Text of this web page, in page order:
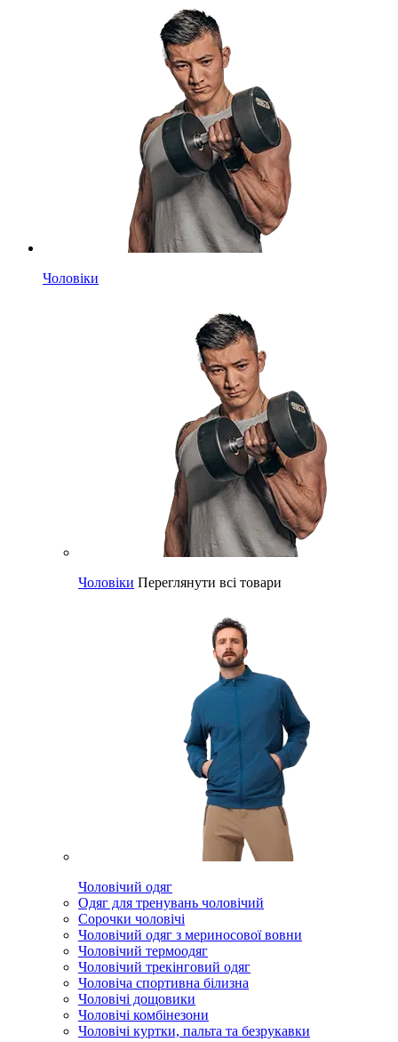
Чоловіки
Чоловіки Переглянути всі товари
Чоловічий одяг
Одяг для тренувань чоловічий
Сорочки чоловічі
Чоловічий одяг з мериносової вовни
Чоловічий термоодяг
Чоловічий трекінговий одяг
Чоловіча спортивна білизна
Чоловічі дощовики
Чоловічі комбінезони
Чоловічі куртки, пальта та безрукавки